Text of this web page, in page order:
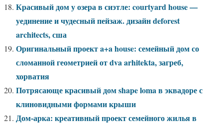
Красивый дом у озера в сиэтле: courtyard house —
уединение и чудесный пейзаж. дизайн deforest
architects, сша
Оригинальный проект a+a house: семейный дом со
сломанной геометрией от dva arhitekta, загреб,
хорватия
Потрясающе красивый дом shape loma в эквадоре с
клиновидными формами крыши
Дом-арка: креативный проект семейного жилья в